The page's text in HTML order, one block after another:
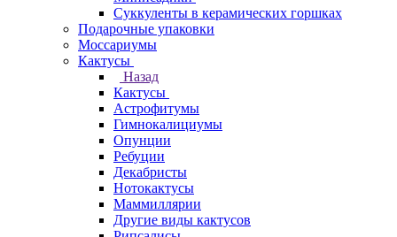
Суккуленты в керамических горшках
Подарочные упаковки
Моссариумы
Кактусы
Назад
Кактусы
Астрофитумы
Гимнокалициумы
Опунции
Ребуции
Декабристы
Нотокактусы
Маммиллярии
Другие виды кактусов